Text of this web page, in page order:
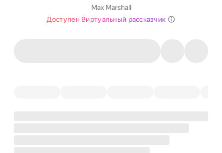
Max Marshall
Доступен Виртуальный рассказчик